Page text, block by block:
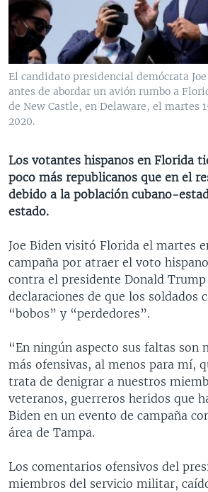
VENEZUELA
BRASIL
NICARAGUA
ECONOMÍA
ENTRETENIMIENTO Y CULTURA
TECNOLOGÍA
DEPORTES
CIENCIA Y SALUD
MULTIMEDIA
VIDEOS
FOTOGRAFÍA
AUDIOS
PROGRAMAS TV
EL MUNDO AL DÍA
FORO INTERAMERICANO
PANORAMA
RADIO
AVANCE INFORMATIVO
AUDIONOTICIAS
ESTADOS UNIDOS AL DÍA
EL MUNDO AL DÍA [RADIO]
FORO [RADIO]
DEPORTIVO INTERNACIONAL
NOTA ECONÓMICA
ENTRETENIMIENTO
DIRECT
DOCUMENTALES DE LA VOA
SÍGANOS
Idiomas
El candidato presidencial demócrata
antes de abordar un avión rumbo a
de New Castle, en Delaware, el martes
2020.
Los votantes hispanos en Florida
poco más republicanos que en el
debido a la población cubano-
estado.
Joe Biden visitó Florida el martes
campaña por atraer el voto
contra el presidente Donald Trump
declaraciones de que los soldados
“bobos” y “perdedores”.
“En ningún aspecto sus faltas son
más ofensivas, al menos para mí,
trata de denigrar a nuestros
veteranos, guerreros heridos que
Biden en un evento de campaña
área de Tampa.
Los comentarios ofensivos del
miembros del servicio militar,